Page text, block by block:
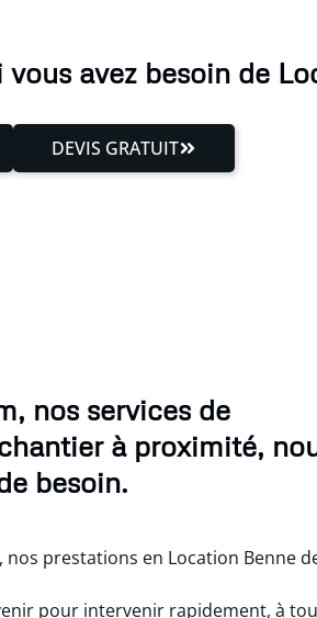
vous avez besoin de
DEVIS GRATUIT
nos services de
à proximité,
besoin.
nos prestations en Location Benne
pour intervenir rapidement, à